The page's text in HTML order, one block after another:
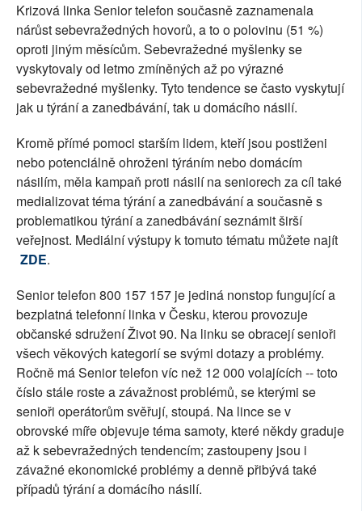
Krizová linka Senior telefon současně zaznamenala
nárůst sebevražedných hovorů, a to o polovinu (51 %)
oproti jiným měsícům. Sebevražedné myšlenky se
vyskytovaly od letmo zmíněných až po výrazné
sebevražedné myšlenky. Tyto tendence se často vyskytují
jak u týrání a zanedbávání, tak u domácího násilí.
Kromě přímé pomoci starším lidem, kteří jsou postiženi
nebo potenciálně ohroženi týráním nebo domácím
násilím, měla kampaň proti násilí na seniorech za cíl také
medializovat téma týrání a zanedbávání a současně s
problematikou týrání a zanedbávání seznámit širší
veřejnost. Mediální výstupy k tomuto tématu můžete najít
ZDE.
Senior telefon 800 157 157 je jediná nonstop fungující a
bezplatná telefonní linka v Česku, kterou provozuje
občanské sdružení Život 90. Na linku se obracejí senioři
všech věkových kategorií se svými dotazy a problémy.
Ročně má Senior telefon víc než 12 000 volajících -- toto
číslo stále roste a závažnost problémů, se kterými se
senioři operátorům svěřují, stoupá. Na lince se v
obrovské míře objevuje téma samoty, které někdy graduje
až k sebevražedných tendencím; zastoupeny jsou i
závažné ekonomické problémy a denně přibývá také
případů týrání a domácího násilí.